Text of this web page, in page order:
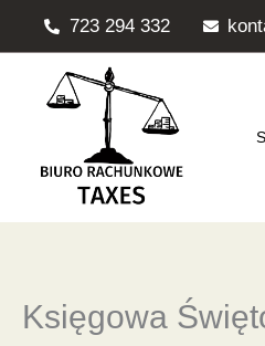
Przejdź
723 294 332
Księgowa